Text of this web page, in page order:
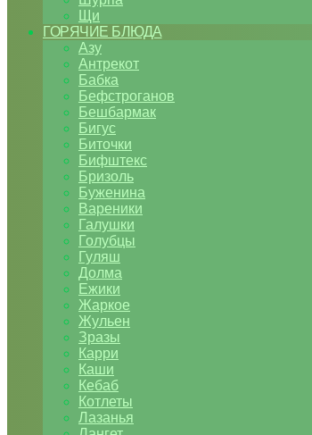
Щи
ГОРЯЧИЕ БЛЮДА
Азу
Антрекот
Бабка
Бефстроганов
Бешбармак
Бигус
Биточки
Бифштекс
Бризоль
Буженина
Вареники
Галушки
Голубцы
Гуляш
Долма
Ежики
Жаркое
Жульен
Зразы
Карри
Каши
Кебаб
Котлеты
Лазанья